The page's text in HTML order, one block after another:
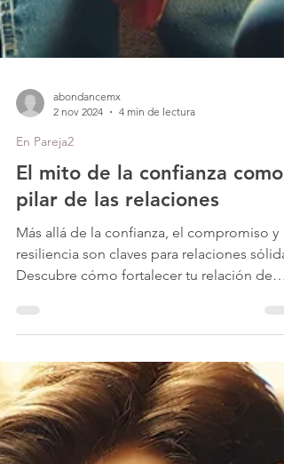
2 nov 2024
4 min de lectura
En Pareja2
El mito de la confianza como
pilar de las relaciones
resiliencia son claves para relaciones
Descubre cómo fortalecer tu relación de